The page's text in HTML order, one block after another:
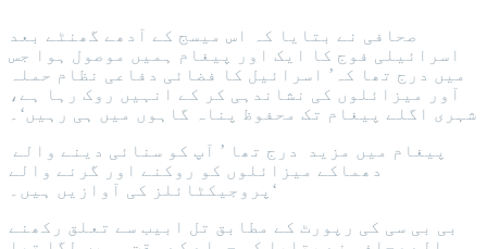
صحافی نے بتایا کہ اس میسج کے آدھے گھنٹے بعد
اسرائیلی فوج کا ایک اور پیغام ہمیں موصول ہوا جس
میں درج تھا کہ’ اسرائیل کا فضائی دفاعی نظام حملہ
آور میزائلوں کی نشاندہی کر کے انہیں روک رہا ہے،
شہری اگلے پیغام تک محفوظ پناہ گاہوں میں ہی رہیں‘۔
دھماکے میزائلوں کو روکنے اور گرنے والے
پروجیکٹائلز کی آوازیں ہیں۔‘
بی بی سی کی رپورٹ کے مطابق تل ابیب سے تعلق رکھنے